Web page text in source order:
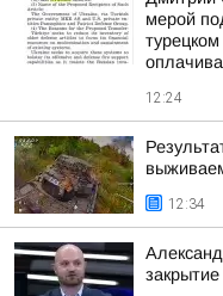
мерой
12:24
12:34